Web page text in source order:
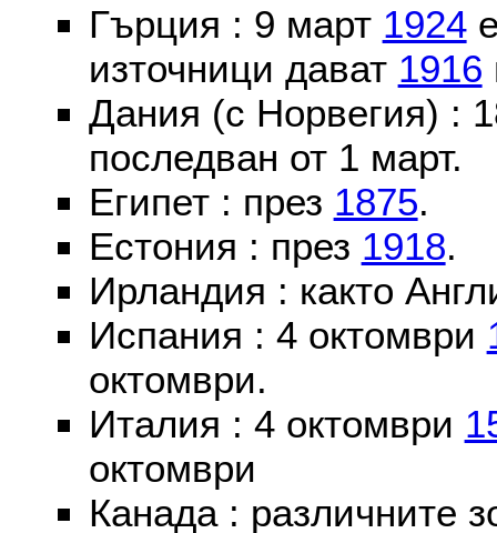
Гърция : 9 март 1924е
източници дават 1916
Дания (с Норвегия) :
последван от 1 март.
Египет : през 1875.
Естония : през 1918.
Ирландия : както
Испания : 4 октомври
октомври.
Италия : 4 октомври
октомври
Канада : различните